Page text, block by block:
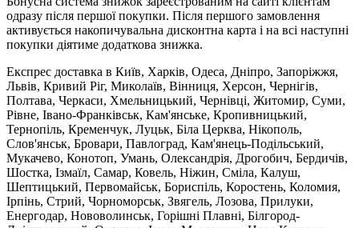
одразу після першої покупки. Після першого замовлення
активується накопичувальна дисконтна карта і на всі наступні
покупки діятиме додаткова знижка.
Експрес доставка в Київ, Харків, Одеса, Дніпро, Запоріжжя,
Львів, Кривий Ріг, Миколаїв, Вінниця, Херсон, Чернігів,
Полтава, Черкаси, Хмельницький, Чернівці, Житомир, Суми,
Рівне, Івано-Франківськ, Кам'янське, Кропивницький,
Тернопіль, Кременчук, Луцьк, Біла Церква, Нікополь,
Слов'янськ, Бровари, Павлоград, Кам'янець-Подільський,
Мукачево, Конотоп, Умань, Олександрія, Дрогобич, Бердичів,
Шостка, Ізмаїл, Самар, Ковель, Ніжин, Сміла, Калуш,
Шептицький, Первомайськ, Бориспіль, Коростень, Коломия,
Ірпінь, Стрий, Чорноморськ, Звягель, Лозова, Прилуки,
Енергодар, Нововолинськ, Горішні Плавні, Білгород-